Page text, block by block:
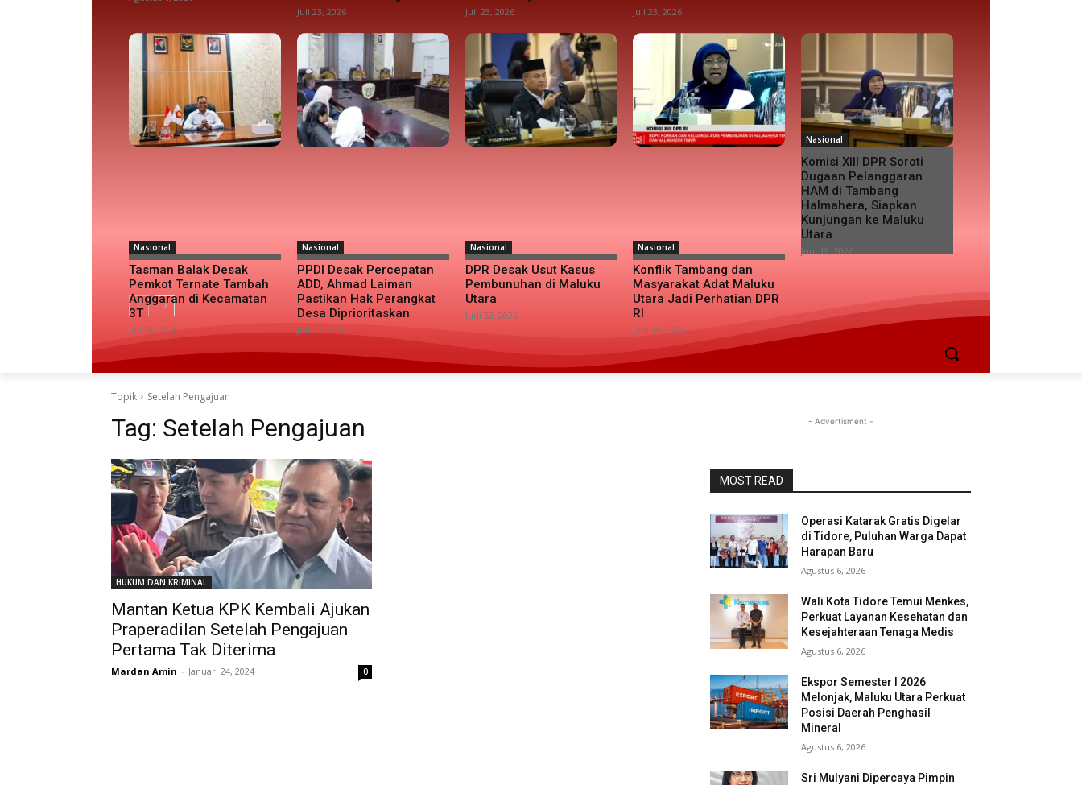
Juli 23, 2026 Juli 23, 2026 Juli 23, 2026
Nasional
Tasman Balak Desak
Pemkot Ternate Tambah
Anggaran di Kecamatan
3T
Juli 28, 2026
Nasional
PPDI Desak Percepatan
ADD, Ahmad Laiman
Pastikan Hak Perangkat
Desa Diprioritaskan
Juli 27, 2026
Nasional
DPR Desak Usut Kasus
Pembunuhan di Maluku
Utara
Juni 22, 2026
Nasional
Konflik Tambang dan
Masyarakat Adat Maluku
Utara Jadi Perhatian DPR
RI
Juni 19, 2026
Nasional
Komisi XIII DPR Soroti
Dugaan Pelanggaran
HAM di Tambang
Halmahera, Siapkan
Kunjungan ke Maluku
Utara
Topik Setelah Pengajuan
Tag: Setelah Pengajuan
HUKUM DAN KRIMINAL
Mantan Ketua KPK Kembali Ajukan
Praperadilan Setelah Pengajuan
Pertama Tak Diterima
Mardan Amin - Januari 24, 2024 0
- Advertisment -
MOST READ
Operasi Katarak Gratis Digelar
di Tidore, Puluhan Warga Dapat
Harapan Baru
Agustus 6, 2026
Wali Kota Tidore Temui Menkes,
Perkuat Layanan Kesehatan dan
Kesejahteraan Tenaga Medis
Agustus 6, 2026
Ekspor Semester I 2026
Melonjak, Maluku Utara Perkuat
Posisi Daerah Penghasil
Mineral
Agustus 6, 2026
Sri Mulyani Dipercaya Pimpin